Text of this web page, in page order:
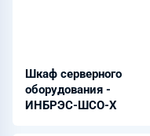
Шкаф серверного
оборудования -
ИНБРЭС-ШСО-Х